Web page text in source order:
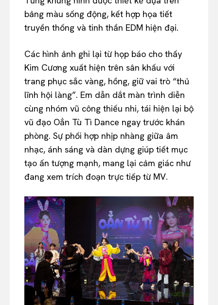
bảng màu sống động, kết hợp họa tiết
truyền thống và tinh thần EDM hiện đại.
Các hình ảnh ghi lại từ họp báo cho thấy
Kim Cương xuất hiện trên sân khấu với
trang phục sắc vàng, hồng, giữ vai trò “thủ
lĩnh hội làng”. Em dẫn dắt màn trình diễn
cùng nhóm vũ công thiếu nhi, tái hiện lại bộ
vũ đạo Oẳn Tù Tì Dance ngay trước khán
phòng. Sự phối hợp nhịp nhàng giữa âm
nhạc, ánh sáng và dàn dựng giúp tiết mục
tạo ấn tượng mạnh, mang lại cảm giác như
đang xem trích đoạn trực tiếp từ MV.